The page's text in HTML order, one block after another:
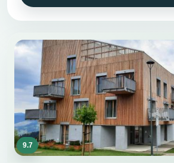
9.7